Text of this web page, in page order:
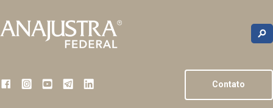
Contato